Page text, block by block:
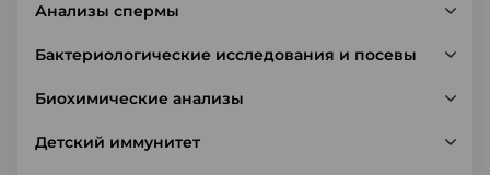
Анализы спермы
Бактериологические исследования и посевы
Биохимические анализы
Детский иммунитет